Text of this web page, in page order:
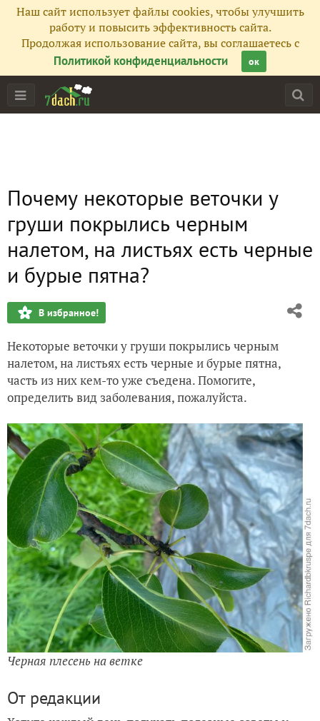
Наш сайт использует файлы cookies, чтобы улучшить
работу и повысить эффективность сайта.
Продолжая использование сайта, вы соглашаетесь с
Политикой конфиденциальности
ок
Почему некоторые веточки у
груши покрылись черным
налетом, на листьях есть черные
и бурые пятна?
В избранное!
Некоторые веточки у груши покрылись черным
налетом, на листьях есть черные и бурые пятна,
часть из них кем-то уже съедена. Помогите,
определить вид заболевания, пожалуйста.
Черная плесень на ветке
От редакции